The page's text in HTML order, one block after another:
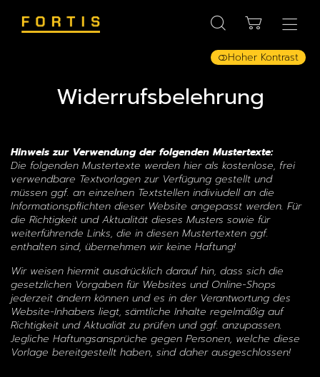
Hoher Kontrast
Widerrufsbelehrung
Hinweis zur Verwendung der folgenden Mustertexte:
Die folgenden Mustertexte werden hier als kostenlose, frei
verwendbare Textvorlagen zur Verfügung gestellt und
müssen ggf. an einzelnen Textstellen indiviudell an die
Informationspflichten dieser Website angepasst werden. Für
die Richtigkeit und Aktualität dieses Musters sowie für
weiterführende Links, die in diesen Mustertexten ggf.
enthalten sind, übernehmen wir keine Haftung!
Wir weisen hiermit ausdrücklich darauf hin, dass sich die
gesetzlichen Vorgaben für Websites und Online-Shops
jederzeit ändern können und es in der Verantwortung des
Website-Inhabers liegt, sämtliche Inhalte regelmäßig auf
Richtigkeit und Aktualiät zu prüfen und ggf. anzupassen.
Jegliche Haftungsansprüche gegen Personen, welche diese
Vorlage bereitgestellt haben, sind daher ausgeschlossen!